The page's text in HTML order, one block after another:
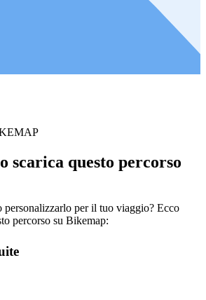
scarica questo percorso
personalizzarlo per il tuo viaggio? Ecco
percorso su Bikemap: